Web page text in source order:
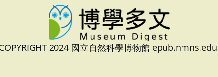
2024 國立自然科學博物館